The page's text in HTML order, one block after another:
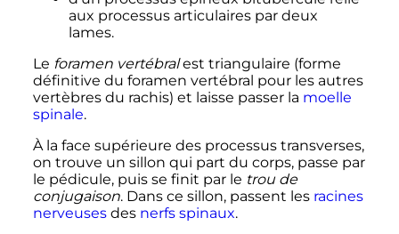
aux processus articulaires par deux
lames.
Le foramen vertébralest triangulaire (forme
définitive du foramen vertébral pour les autres
vertèbres du rachis) et laisse passer la moelle
spinale.
À la face supérieure des processus transverses,
on trouve un sillon qui part du corps, passe par
le pédicule, puis se finit par le trou de
conjugaison. Dans ce sillon, passent les racines
nerveusesdes nerfs spinaux.